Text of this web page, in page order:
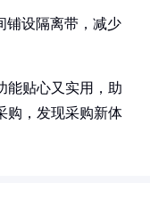
铺设隔离带，减少
能贴心又实用，助
购，发现采购新体